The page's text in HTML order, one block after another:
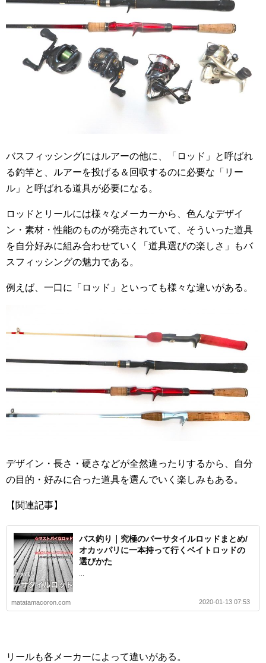
バスフィッシングにはルアーの他に、「ロッド」と呼ばれ
る釣竿と、ルアーを投げる＆回収するのに必要な「リー
ル」と呼ばれる道具が必要になる。
ロッドとリールには様々なメーカーから、色んなデザイ
ン・素材・性能のものが発売されていて、そういった道具
を自分好みに組み合わせていく「道具選びの楽しさ」もバ
スフィッシングの魅力である。
例えば、一口に「ロッド」といっても様々な違いがある。
デザイン・長さ・硬さなどが全然違ったりするから、自分
の目的・好みに合った道具を選んでいく楽しみもある。
【関連記事】
バス釣り｜究極のバーサタイルロッドまとめ/
オカッパリに一本持って行くベイトロッドの
選びかた
matatamacoron.com 2020-01-13 07:53
リールも各メーカーによって違いがある。